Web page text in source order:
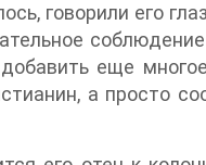
говорили его
еще
а просто